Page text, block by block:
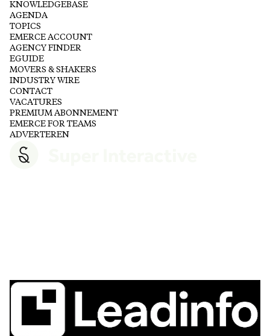
KNOWLEDGEBASE
AGENDA
TOPICS
EMERCE ACCOUNT
AGENCY FINDER
EGUIDE
MOVERS & SHAKERS
INDUSTRY WIRE
CONTACT
VACATURES
PREMIUM ABONNEMENT
EMERCE FOR TEAMS
ADVERTEREN